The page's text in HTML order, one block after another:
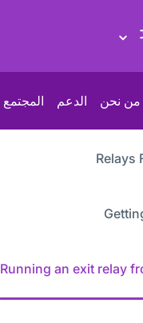
من نحن الدعم المجتمع
Relays
Running an exit relay